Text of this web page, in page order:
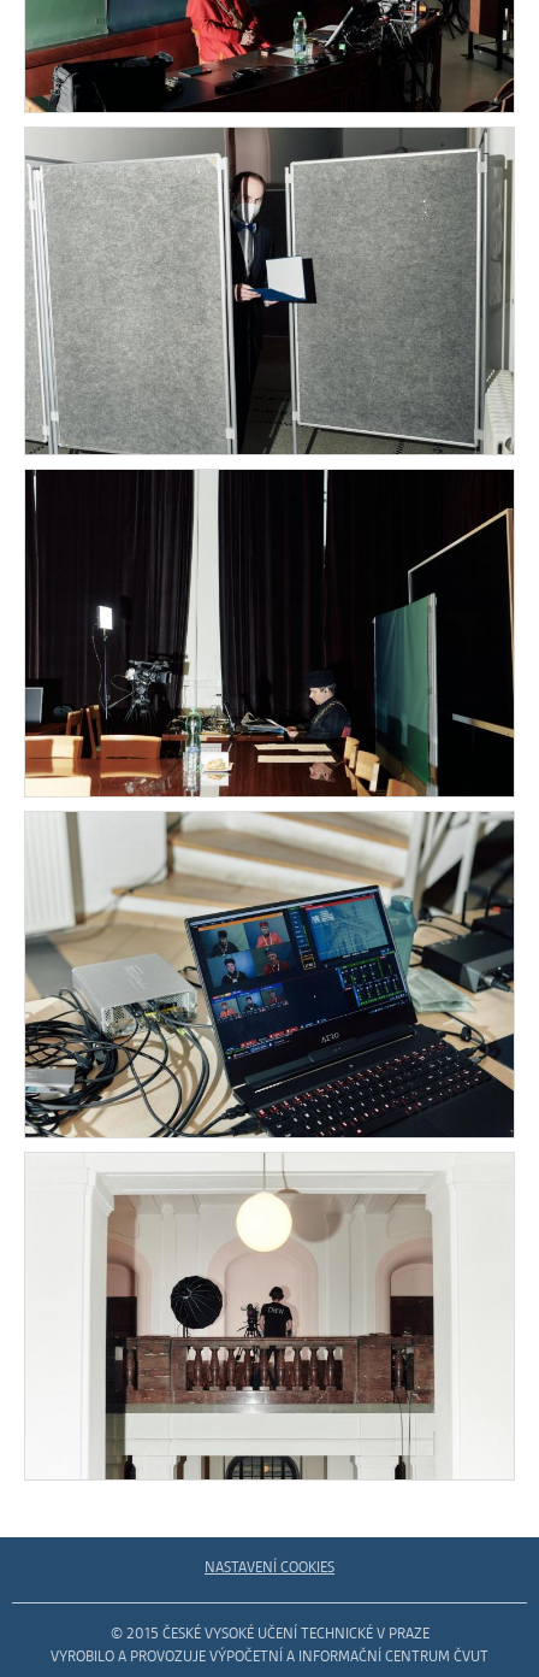
NASTAVENÍ COOKIES
© 2015 ČESKÉ VYSOKÉ UČENÍ TECHNICKÉ V PRAZE
VYROBILO A PROVOZUJE VÝPOČETNÍ A INFORMAČNÍ CENTRUM ČVUT